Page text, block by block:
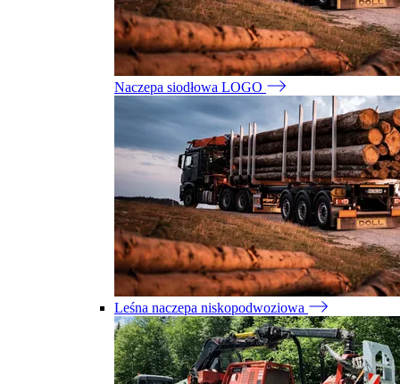
Naczepa siodłowa LOGO
Leśna naczepa niskopodwoziowa